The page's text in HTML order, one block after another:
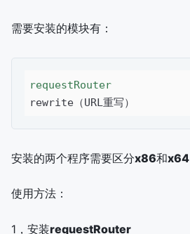
需要安装的模块有：
requestRouter
安装的两个程序需要区分x86和x64
使用方法：
1，安装requestRouter